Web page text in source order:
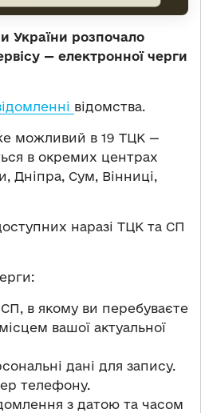
України розпочало
— електронної черги
відомства.
можливий в 19 ТЦК —
в окремих центрах
Дніпра, Сум, Вінниці,
наразі ТЦК та СП
в якому ви перебуваєте
вашої актуальної
дані для запису.
телефону.
з датою та часом